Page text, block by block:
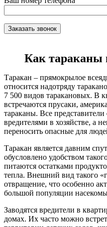
Как тараканы
Таракан – прямокрылое
относится надотряду
7 500 видов таракановых. В
встречаются прусаки,
тараканы. Все представители
вредителями в хозяйстве, а
переносить опасные для
Таракан является давним
обусловлено удобством
питаются остатками
тепла. Внешний вид такого
отвращение, что особенно
большой популяции
Заводятся вредители в
домах. Их часто можно